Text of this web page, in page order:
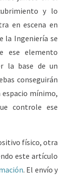
y lo
en escena en
la Ingeniería se
ese elemento
la base de un
conseguirán
espacio mínimo,
controle ese
físico, otra
este artículo
. El envío y